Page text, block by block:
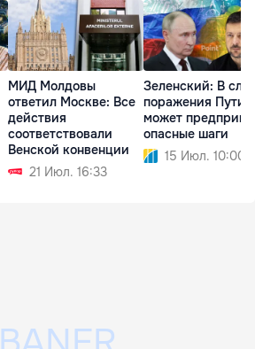
МИД Молдовы
ответил Москве: Все
действия
соответствовали
Венской конвенции
21 Июл. 16:33
Зеленский: В
поражения Путин
может
опасные шаги
15 Июл. 10:00